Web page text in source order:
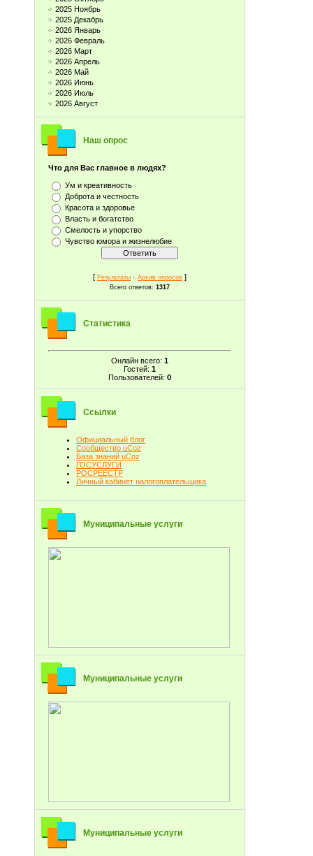
2025 Ноябрь
2025 Декабрь
2026 Январь
2026 Февраль
2026 Март
2026 Апрель
2026 Май
2026 Июнь
2026 Июль
2026 Август
Наш опрос
Что для Вас главное в людях?
Ум и креативность
Доброта и честность
Красота и здоровье
Власть и богатство
Смелость и упорство
Чувство юмора и жизнелюбие
[ Результаты · Архив опросов ]
Всего ответов: 1317
Статистика
Онлайн всего: 1
Гостей: 1
Пользователей: 0
Ссылки
Официальный блог
Сообщество uCoz
База знаний uCoz
ГОСУСЛУГИ
РОСРЕЕСТР
Личный кабинет налогоплательщика
Муниципальные услуги
Муниципальные услуги
Муниципальные услуги